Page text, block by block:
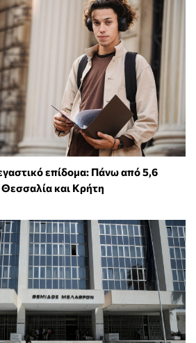
επίδομα: Πάνω από 5,6
και Κρήτη